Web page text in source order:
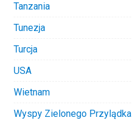
Tanzania
Tunezja
Turcja
USA
Wietnam
Wyspy Zielonego Przylądka